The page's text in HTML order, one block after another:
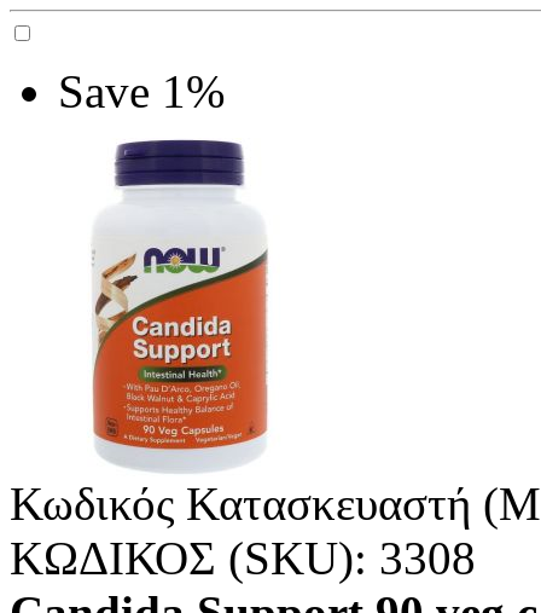
Save 1%
Κωδικός Κατασκευαστή
ΚΩΔΙΚΟΣ (SKU): 3308